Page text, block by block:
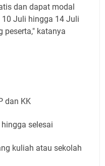
dan dapat modal
Juli hingga 14 Juli
peserta," katanya
dan KK
selesai
kuliah atau sekolah